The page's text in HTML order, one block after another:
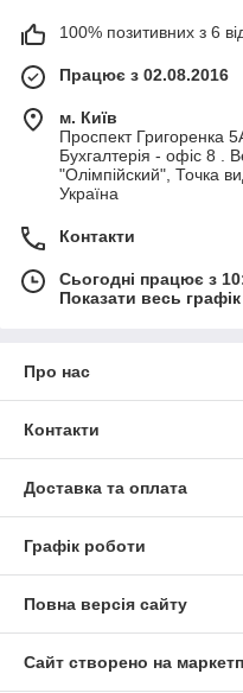
100% позитивних з 6
Працює з 02.08.2016
м. Київ
Проспект Григоренка
Бухгалтерія - офіс 8 .
"Олімпійский", Точка
Україна
Контакти
Сьогодні працює з
Показати весь
Про нас
Контакти
Доставка та оплата
Графік роботи
Повна версія сайту
Сайт створено на